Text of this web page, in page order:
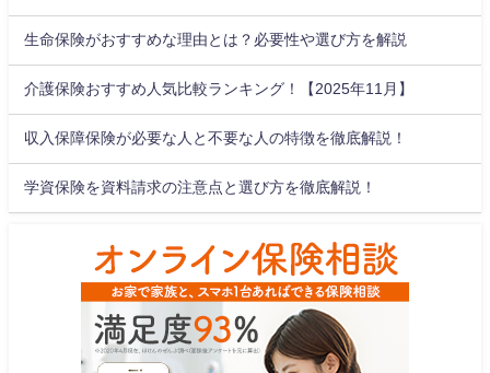
生命保険がおすすめな理由とは？必要性や選び方を解説
介護保険おすすめ人気比較ランキング！【2025年11月】
収入保障保険が必要な人と不要な人の特徴を徹底解説！
学資保険を資料請求の注意点と選び方を徹底解説！